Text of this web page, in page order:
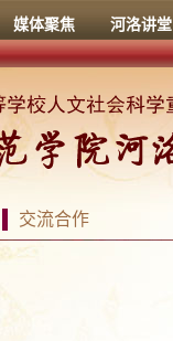
媒体聚焦 河洛讲堂
交流合作